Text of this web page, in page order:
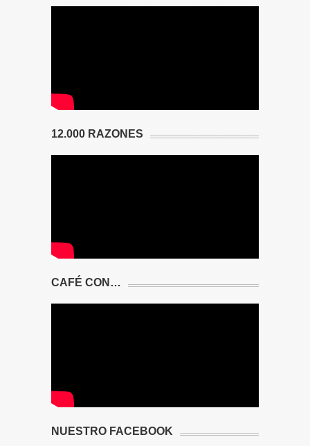
12.000 RAZONES
CAFÉ CON…
NUESTRO FACEBOOK